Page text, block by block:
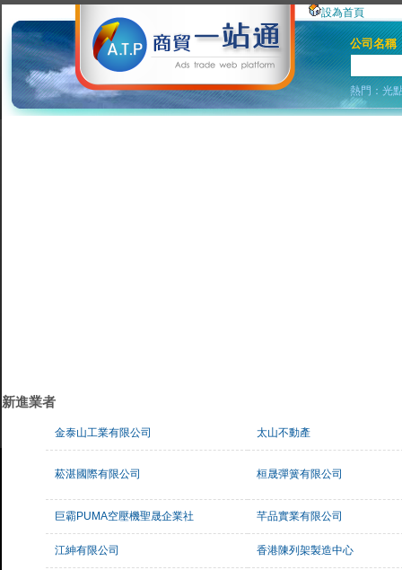
設為首頁
公司名稱
熱門：光
新進業者
金泰山工業有限公司 太山不動產
菘湛國際有限公司 桓晟彈簧有限公司
巨霸PUMA空壓機聖晟企業社 芊品實業有限公司
江紳有限公司 香港陳列架製造中心